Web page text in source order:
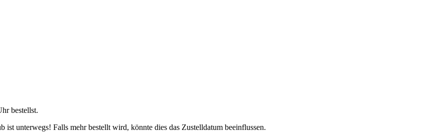
bestellst.
unterwegs! Falls mehr bestellt wird, könnte dies das Zustelldatum beeinflussen.